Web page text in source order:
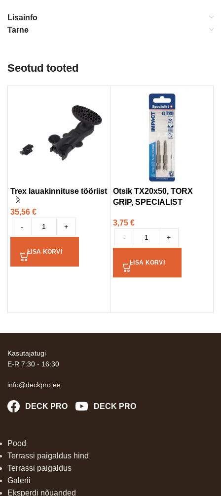
Lisainfo
Tarne
Seotud tooted
Trex lauakinnituse tööriist
35,56 €
- +
LISA KORVI
Otsik TX20x50, TORX
GRIP, SPECIALIST
3,75 €
- +
LISA KORVI
Kasutajatugi
E-R 7:30 - 16:30
info@deckpro.ee
DECK PRO DECK PRO
Pood
Terrassi paigaldus hind
Terrassi paigaldus
Galerii
Eksperdi nõuanded